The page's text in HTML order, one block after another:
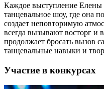
Каждое выступление
танцевальное шоу, где она
создает неповторимую
всегда вызывают восторг и
продолжает бросать вызов
танцевальные навыки и
Участие в конкурсах